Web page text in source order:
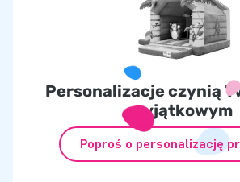
Personalizacje czynią
wyjątkowym
Poproś o personalizację